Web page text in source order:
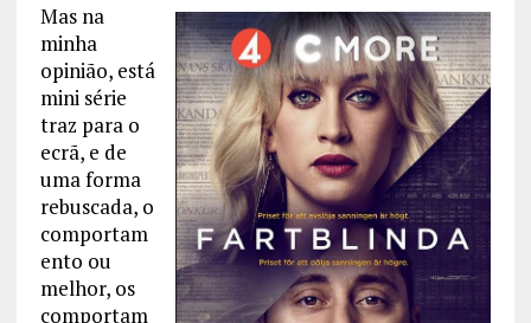
Mas na
minha
opinião, está
mini série
traz para o
ecrã, e de
uma forma
rebuscada, o
comportam
ento ou
melhor, os
comportam